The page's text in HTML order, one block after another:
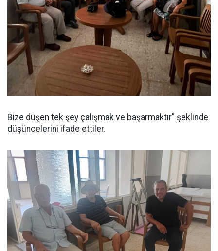
Bize düşen tek şey çalışmak ve başarmaktır” şeklinde
düşüncelerini ifade ettiler.